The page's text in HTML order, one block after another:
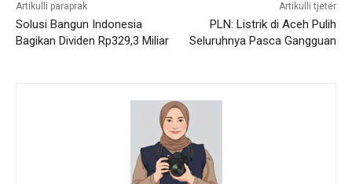
Artikulli paraprak
Solusi Bangun Indonesia
Bagikan Dividen Rp329,3 Miliar
Artikulli tjetër
PLN: Listrik di Aceh Pulih
Seluruhnya Pasca Gangguan